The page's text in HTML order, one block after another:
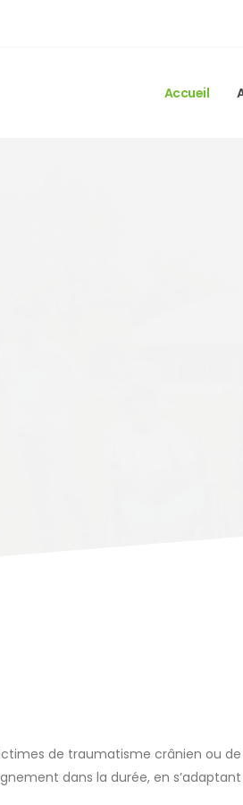
Accueil
de traumatisme crânien ou
dans la durée, en